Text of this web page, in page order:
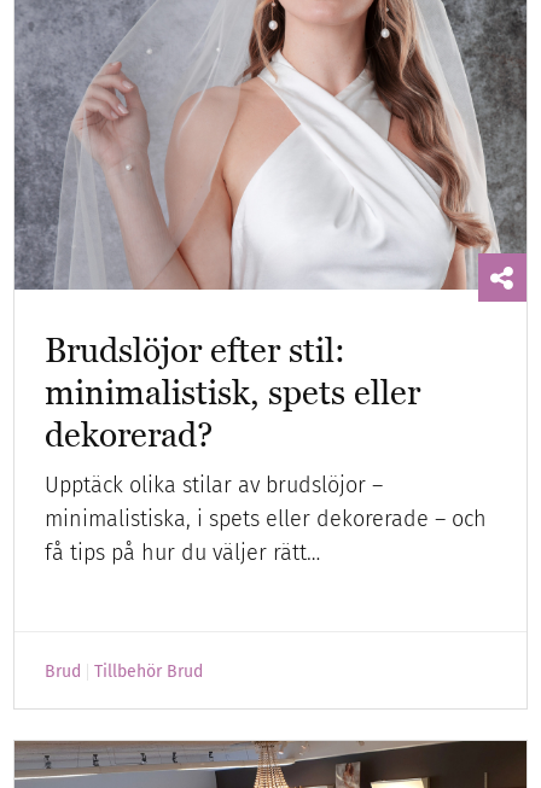
Brudslöjor efter stil:
minimalistisk, spets eller
dekorerad?
Upptäck olika stilar av brudslöjor –
minimalistiska, i spets eller dekorerade – och
få tips på hur du väljer rätt…
Brud Tillbehör Brud